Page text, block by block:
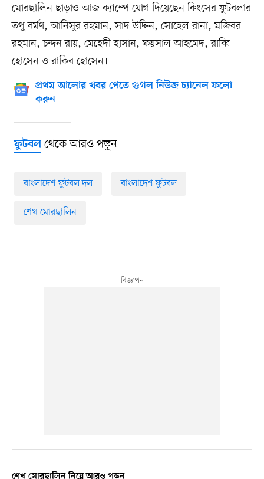
মোরছালিন ছাড়াও আজ ক্যাম্পে যোগ দিয়েছেন কিংসের ফুটবলার
তপু বর্মণ, আনিসুর রহমান, সাদ উদ্দিন, সোহেল রানা, মজিবর
রহমান, চন্দন রায়, মেহেদী হাসান, ফয়সাল আহমেদ, রাব্বি
হোসেন ও রাকিব হোসেন।
প্রথম আলোর খবর পেতে গুগল নিউজ চ্যানেল ফলো
করুন
ফুটবলথেকে আরও পড়ুন
বাংলাদেশ ফুটবল দল বাংলাদেশ ফুটবল
শেখ মোরছালিন
শেখ মোরছালিন নিয়ে আরও পড়ুন